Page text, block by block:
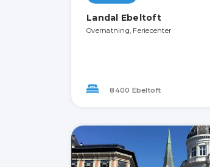
Landal Ebeltoft
Overnatning, Feriecenter
8400 Ebeltoft